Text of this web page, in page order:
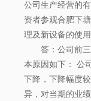
公司生产经营的
资者参观合肥下
理及新设备的使
答：公司前三
本原因如下： 公
下降，下降幅度
异，对当期的业